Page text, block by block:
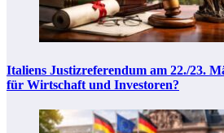
Italiens Justizreferendum am 22./23.
für Wirtschaft und Investoren?